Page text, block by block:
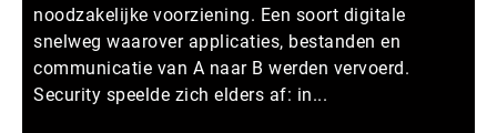
noodzakelijke voorziening. Een soort digitale
snelweg waarover applicaties, bestanden en
communicatie van A naar B werden vervoerd.
Security speelde zich elders af: in...